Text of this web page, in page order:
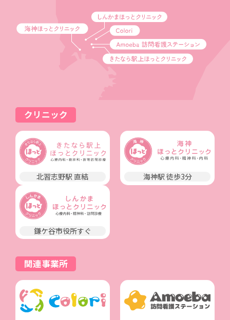
クリニック
北習志野駅 直結 海神駅 徒歩3分
鎌ケ谷市役所すぐ
関連事業所